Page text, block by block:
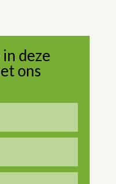
deze
ons